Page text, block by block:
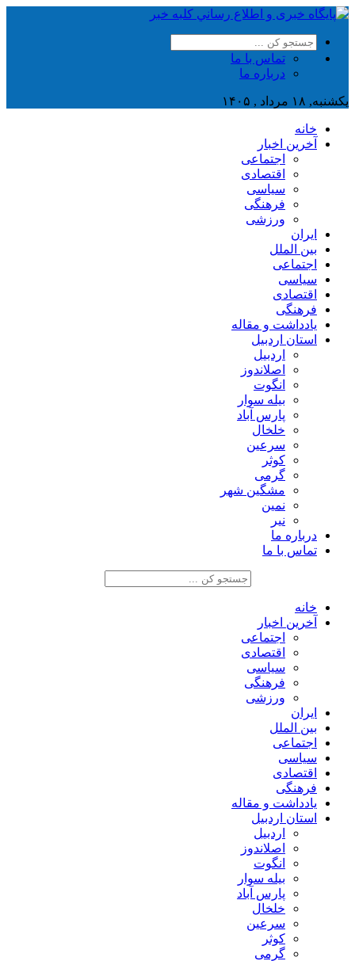
تماس با ما
درباره ما
یکشنبه, ۱۸ مرداد , ۱۴۰۵
خانه
آخرین اخبار
اجتماعی
اقتصادی
سیاسی
فرهنگی
ورزشی
ایران
بین الملل
اجتماعی
سیاسی
اقتصادی
فرهنگی
یادداشت و مقاله
استان اردبیل
اردبیل
اصلاندوز
انگوت
بیله سوار
پارس آباد
خلخال
سرعین
کوثر
گرمی
مشگین شهر
نمین
نیر
درباره ما
تماس با ما
خانه
آخرین اخبار
اجتماعی
اقتصادی
سیاسی
فرهنگی
ورزشی
ایران
بین الملل
اجتماعی
سیاسی
اقتصادی
فرهنگی
یادداشت و مقاله
استان اردبیل
اردبیل
اصلاندوز
انگوت
بیله سوار
پارس آباد
خلخال
سرعین
کوثر
گرمی